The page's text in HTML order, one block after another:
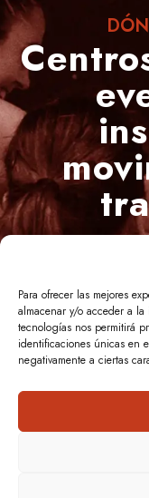
Para ofrecer las mejores
almacenar y/o acceder a
tecnologías nos permitirá
identificaciones únicas en
negativamente a ciertas